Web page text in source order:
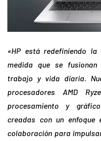
«HP está redefiniendo
medida que se
trabajo y vida diaria.
procesadores AMD
procesamiento y
creadas con un
colaboración para